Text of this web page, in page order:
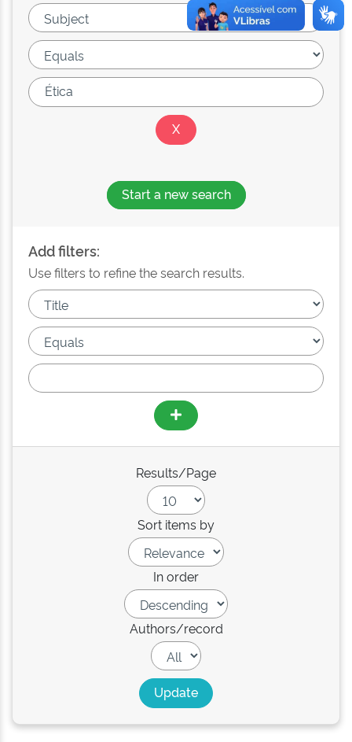
Start a new search
Add filters:
Use filters to refine the search results.
Results/Page
Sort items by
In order
Authors/record